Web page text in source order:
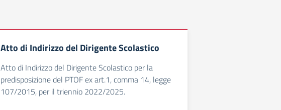
Atto di Indirizzo del Dirigente Scolastico
Atto di Indirizzo del Dirigente Scolastico per la
predisposizione del PTOF ex art.1, comma 14, legge
107/2015, per il triennio 2022/2025.